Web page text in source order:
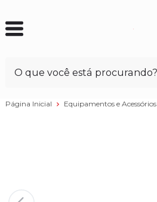
Página Inicial Equipamentos e Acessórios